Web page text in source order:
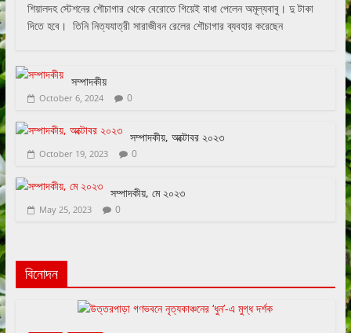
শিয়ালদহ স্টেশনের শৌচাগার থেকে বেরোতে গিয়েই বাধা পেলেন অমূল্যবাবু। দু টাকা
দিতে হবে। তিনি নিত্যযাত্রী সারাজীবন রেলের শৌচাগার ব্যবহার করেছেন
সম্পাদকীয়
October 6, 2024 0
সম্পাদকীয়, অক্টোবর ২০২৩
October 19, 2023 0
সম্পাদকীয়, মে ২০২৩
May 25, 2023 0
বিনোদন